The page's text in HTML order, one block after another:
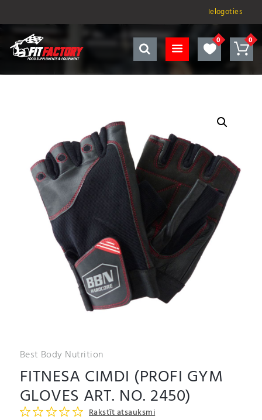
Ielogoties
Best Body Nutrition
FITNESA CIMDI (PROFI GYM
GLOVES ART. NO. 2450)
Rakstīt atsauksmi